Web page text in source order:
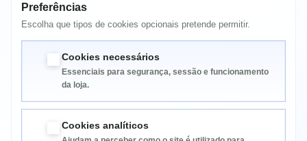
Canon Pixma MG8250
Canon Pixma MX882
Preferências
Escolha que tipos de cookies opcionais pretende permitir.
Cookies necessários
Essenciais para segurança, sessão e funcionamento
da loja.
Cookies analíticos